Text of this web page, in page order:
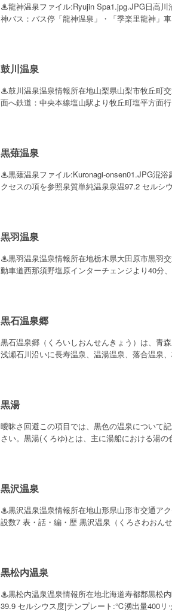
♨龍神温泉ファイル:Ryujin Spa1.jpg.JPG日高
神バス：バス停「龍神温泉」・「季楽里龍神」
鼓川温泉
♨鼓川温泉温泉情報所在地山梨県山梨市牧丘町
面へ鉄道：中央本線塩山駅より牧丘町塩平方面
黒薙温泉
♨黒薙温泉ファイル:Kuronagi-onsen01.JPG混
クセスの項を参照泉質単純温泉泉温97.2 セルシ
黒羽温泉
♨黒羽温泉温泉情報所在地栃木県大田原市黒羽
動車道西那須野塩原インターチェンジより40分
黒石温泉郷
黒石温泉郷（くろいしおんせんきょう）は、青
浅瀬石川沿いに長寿温泉、温湯温泉、落合温泉
黒湯
曖昧さ回避この項目では、黒色の温泉について
さい。黒湯(くろゆ)とは、主に湯船における湯
黒沢温泉
♨黒沢温泉温泉情報所在地山形県山形市交通ア
設数7 表・話・編・歴 黒沢温泉（くろさわおん
黒松内温泉
♨黒松内温泉温泉情報所在地北海道寿都郡黒松
39.9 セルシウス度|テンプレート:℃湧出量400リ